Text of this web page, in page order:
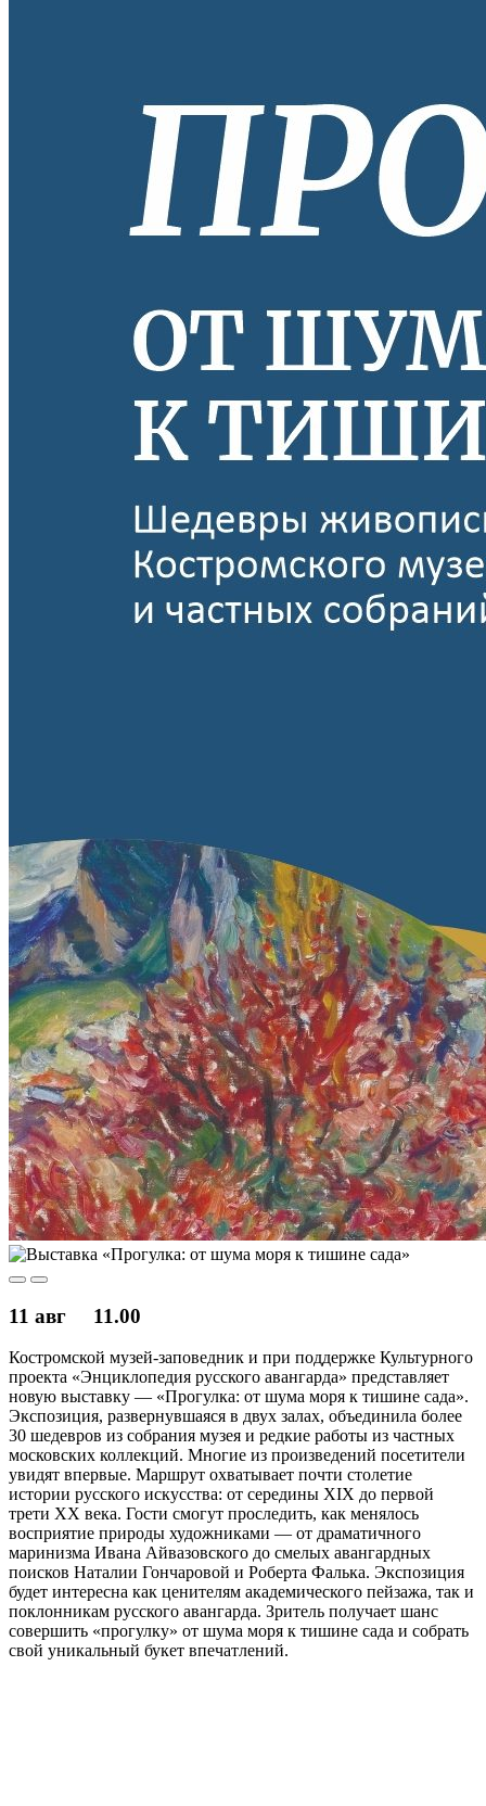
11 авг 11.00
Костромской музей-заповедник и при поддержке Культурного
проекта «Энциклопедия русского авангарда» представляет
новую выставку — «Прогулка: от шума моря к тишине сада».
Экспозиция, развернувшаяся в двух залах, объединила более
30 шедевров из собрания музея и редкие работы из частных
московских коллекций. Многие из произведений посетители
увидят впервые. Маршрут охватывает почти столетие
истории русского искусства: от середины XIX до первой
трети XX века. Гости смогут проследить, как менялось
восприятие природы художниками — от драматичного
маринизма Ивана Айвазовского до смелых авангардных
поисков Наталии Гончаровой и Роберта Фалька. Экспозиция
будет интересна как ценителям академического пейзажа, так и
поклонникам русского авангарда. Зритель получает шанс
совершить «прогулку» от шума моря к тишине сада и собрать
свой уникальный букет впечатлений.